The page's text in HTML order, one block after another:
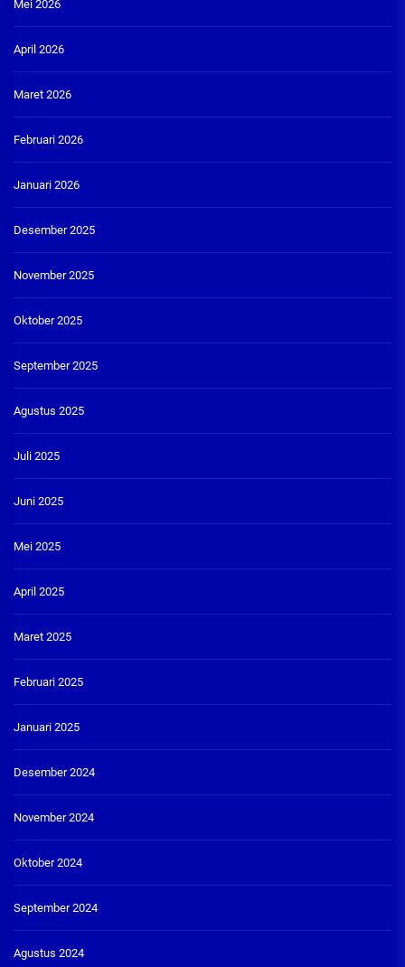
Mei 2026
April 2026
Maret 2026
Februari 2026
Januari 2026
Desember 2025
November 2025
Oktober 2025
September 2025
Agustus 2025
Juli 2025
Juni 2025
Mei 2025
April 2025
Maret 2025
Februari 2025
Januari 2025
Desember 2024
November 2024
Oktober 2024
September 2024
Agustus 2024